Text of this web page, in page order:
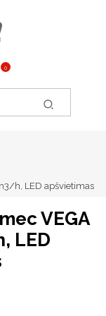
0
h, LED apšvietimas
VEGA
LED